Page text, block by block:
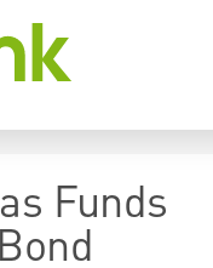
Funds